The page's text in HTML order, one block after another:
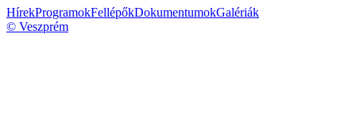
HírekProgramokFellépőkDokumentumokGalériák
© Veszprém